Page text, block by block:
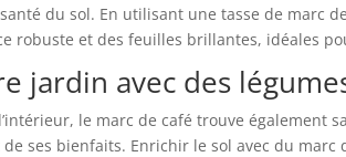
du sol. En utilisant une tasse de marc
robuste et des feuilles brillantes, idéales
jardin avec des
le marc de café trouve également
ses bienfaits. Enrichir le sol avec du